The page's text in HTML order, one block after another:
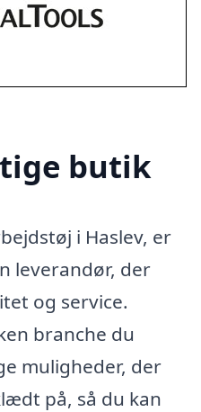
butik
i Haslev, er
leverandør, der
og service.
branche du
muligheder, der
på, så du kan